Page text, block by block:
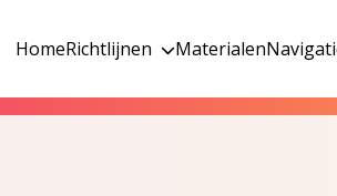
HomeRichtlijnen Materialen